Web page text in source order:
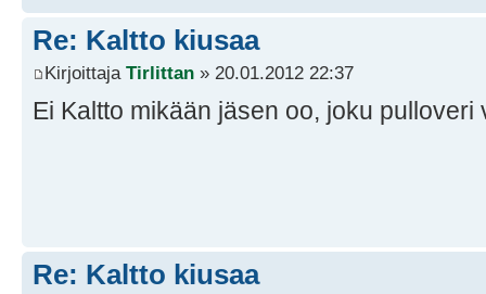
Re: Kaltto kiusaa
Kirjoittaja Tirlittan » 20.01.2012 22:37
Ei Kaltto mikään jäsen oo, joku pulloveri
Re: Kaltto kiusaa